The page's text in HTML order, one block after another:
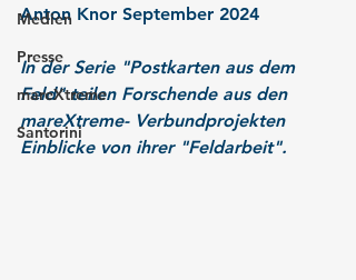
Medien
Presse
mareXtreme
Santorini
Anton Knor September 2024
In der Serie "Postkarten aus dem
Feld" teilen Forschende aus den
mareXtreme- Verbundprojekten
Einblicke von ihrer "Feldarbeit".